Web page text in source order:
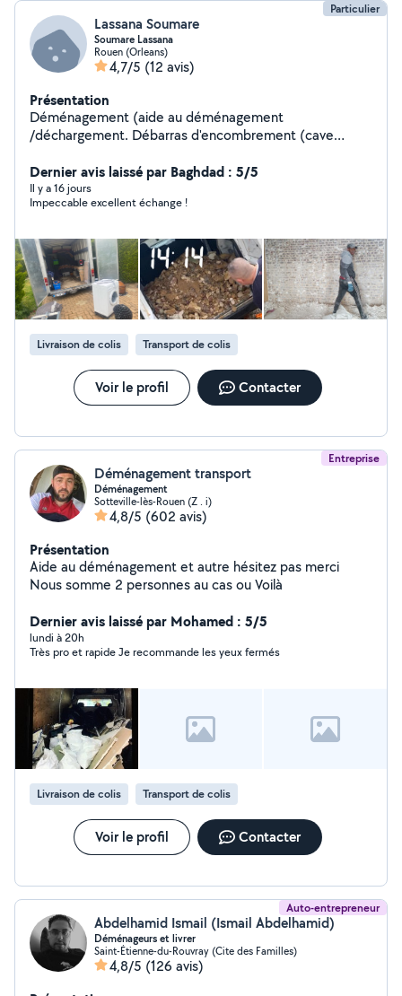
Particulier
Lassana Soumare
Soumare Lassana
Rouen (Orleans)
4,7/5 (12 avis)
Présentation
Déménagement (aide au déménagement
/déchargement. Débarras d'encombrement (cave
Dernier avis laissé par Baghdad : 5/5
Il y a 16 jours
Impeccable excellent échange !
Livraison de colis Transport de colis
Voir le profil Contacter
Entreprise
Déménagement transport
Déménagement
Sotteville-lès-Rouen (Z . i)
4,8/5 (602 avis)
Présentation
Aide au déménagement et autre hésitez pas merci
Nous somme 2 personnes au cas ou Voilà
Dernier avis laissé par Mohamed : 5/5
lundi à 20h
Très pro et rapide Je recommande les yeux fermés
Livraison de colis Transport de colis
Voir le profil Contacter
Auto-entrepreneur
Abdelhamid Ismail (Ismail Abdelhamid)
Déménageurs et livrer
Saint-Étienne-du-Rouvray (Cite des Familles)
4,8/5 (126 avis)